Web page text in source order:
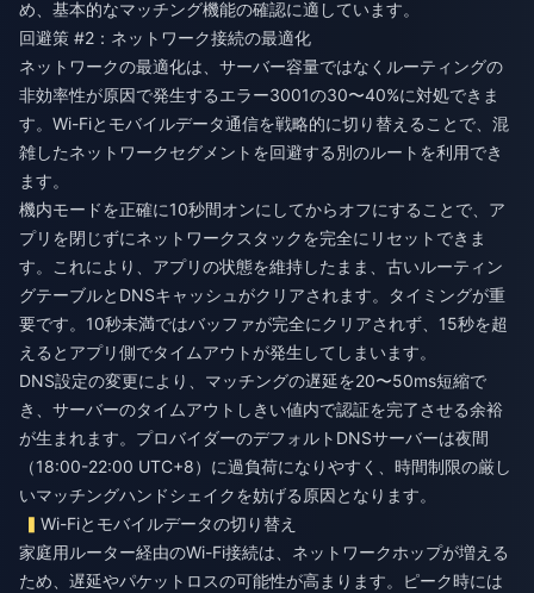
め、基本的なマッチング機能の確認に適しています。
回避策 #2：ネットワーク接続の最適化
ネットワークの最適化は、サーバー容量ではなくルーティングの
非効率性が原因で発生するエラー3001の30〜40%に対処できま
す。Wi-Fiとモバイルデータ通信を戦略的に切り替えることで、混
雑したネットワークセグメントを回避する別のルートを利用でき
ます。
機内モードを正確に10秒間オンにしてからオフにすることで、ア
プリを閉じずにネットワークスタックを完全にリセットできま
す。これにより、アプリの状態を維持したまま、古いルーティン
グテーブルとDNSキャッシュがクリアされます。タイミングが重
要です。10秒未満ではバッファが完全にクリアされず、15秒を超
えるとアプリ側でタイムアウトが発生してしまいます。
DNS設定の変更により、マッチングの遅延を20〜50ms短縮で
き、サーバーのタイムアウトしきい値内で認証を完了させる余裕
が生まれます。プロバイダーのデフォルトDNSサーバーは夜間
（18:00-22:00 UTC+8）に過負荷になりやすく、時間制限の厳し
いマッチングハンドシェイクを妨げる原因となります。
Wi-Fiとモバイルデータの切り替え
家庭用ルーター経由のWi-Fi接続は、ネットワークホップが増える
ため、遅延やパケットロスの可能性が高まります。ピーク時には